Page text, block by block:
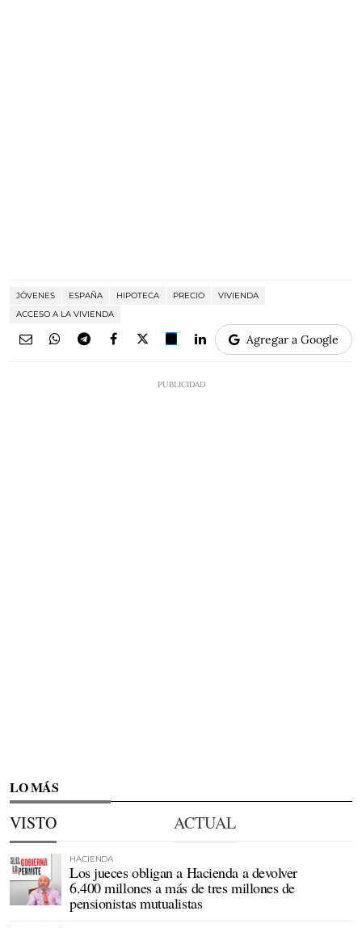
JÓVENES ESPAÑA HIPOTECA PRECIO
VIVIENDA
ACCESO A LA VIVIENDA
Agregar a Google
LO MÁS
VISTO ACTUAL
HACIENDA
Los jueces obligan a Hacienda a devolver
6.400 millones a más de tres millones de
pensionistas mutualistas